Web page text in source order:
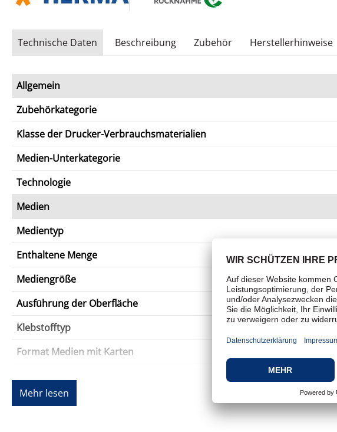
Technische Daten Beschreibung Zubehör Herstellerhinweise
Allgemein
Zubehörkategorie
Klasse der Drucker-Verbrauchsmaterialien
Medien-Unterkategorie
Technologie
Medien
Medientyp
Enthaltene Menge
Mediengröße
Ausführung der Oberfläche
Klebstofftyp
Format Medien mit Karten
Anz. Karten/Etiketten pro Blatt/Rolle
Mehr lesen